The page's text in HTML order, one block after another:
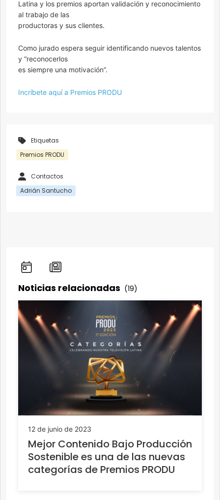
Latina y los premios aportan validación y reconocimiento
al trabajo de las
productoras y sus clientes.
Como jurado espera seguir identificando nuevos talentos
y “reconocerlos
es siempre una motivación”.
Incríbete aquí a Premios PRODU
Etiquetas
Premios PRODU
Contactos
Adrián Santucho
Noticias relacionadas (19)
12 de junio de 2023
Mejor Contenido Bajo Producción
Sostenible es una de las nuevas
categorías de Premios PRODU